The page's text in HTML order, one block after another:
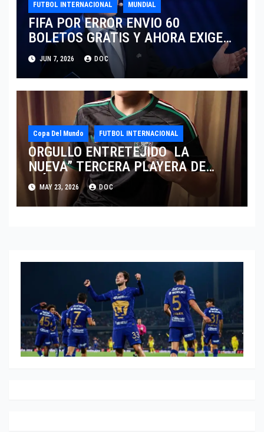
FUTBOL INTERNACIONAL MUNDIAL
FIFA POR ERROR ENVIO 60
BOLETOS GRATIS Y AHORA EXIGE
COBRO.
JUN 7, 2026 DOC
Copa Del Mundo FUTBOL INTERNACIONAL
ORGULLO ENTRETEJIDO LA
NUEVA” TERCERA PLAYERA DE
MÉXICO” INGRESA AL ARCHIVO
HISTÓRICO DE ADIDAS EN
ALEMANIA
MAY 23, 2026 DOC